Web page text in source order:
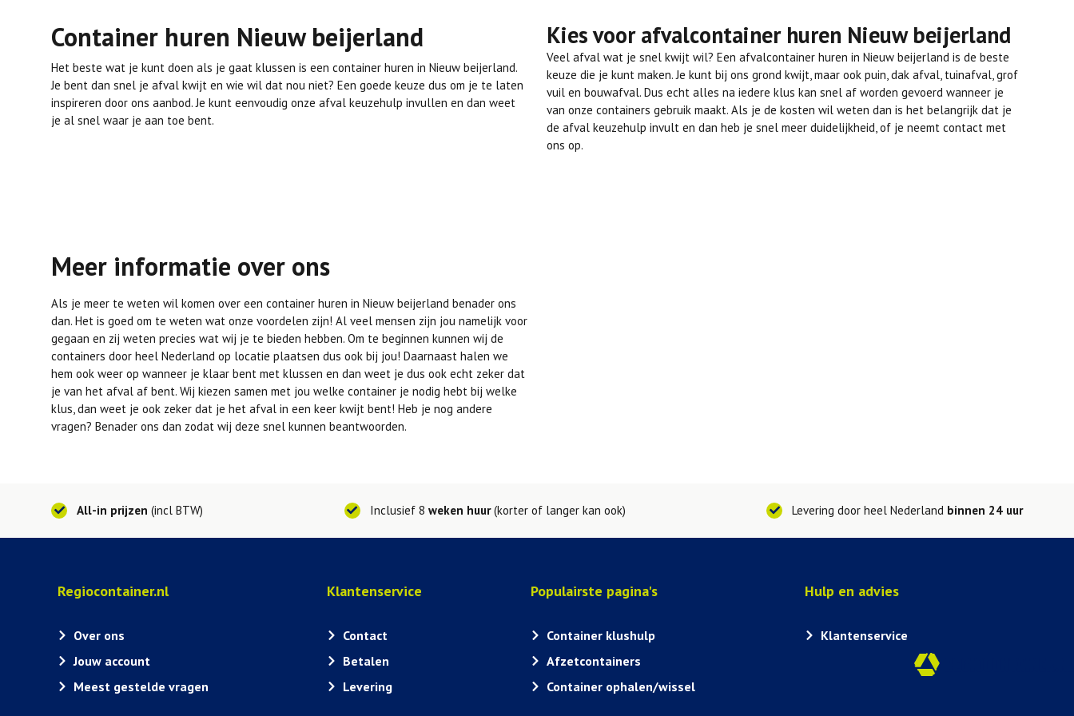
Container huren Nieuw beijerland
Het beste wat je kunt doen als je gaat klussen is een container huren in Nieuw beijerland.
Je bent dan snel je afval kwijt en wie wil dat nou niet? Een goede keuze dus om je te laten
inspireren door ons aanbod. Je kunt eenvoudig onze afval keuzehulp invullen en dan weet
je al snel waar je aan toe bent.
Kies voor afvalcontainer huren Nieuw beijerland
Veel afval wat je snel kwijt wil? Een afvalcontainer huren in Nieuw beijerland is de beste
keuze die je kunt maken. Je kunt bij ons grond kwijt, maar ook puin, dak afval, tuinafval, grof
vuil en bouwafval. Dus echt alles na iedere klus kan snel af worden gevoerd wanneer je
van onze containers gebruik maakt. Als je de kosten wil weten dan is het belangrijk dat je
de afval keuzehulp invult en dan heb je snel meer duidelijkheid, of je neemt contact met
ons op.
Meer informatie over ons
Als je meer te weten wil komen over een container huren in Nieuw beijerland benader ons
dan. Het is goed om te weten wat onze voordelen zijn! Al veel mensen zijn jou namelijk voor
gegaan en zij weten precies wat wij je te bieden hebben. Om te beginnen kunnen wij de
containers door heel Nederland op locatie plaatsen dus ook bij jou! Daarnaast halen we
hem ook weer op wanneer je klaar bent met klussen en dan weet je dus ook echt zeker dat
je van het afval af bent. Wij kiezen samen met jou welke container je nodig hebt bij welke
klus, dan weet je ook zeker dat je het afval in een keer kwijt bent! Heb je nog andere
vragen? Benader ons dan zodat wij deze snel kunnen beantwoorden.
All-in prijzen (incl BTW) Inclusief 8 weken huur(korter of langer kan ook) Levering door heel Nederland binnen 24 uur
Regiocontainer.nl
Over ons
Jouw account
Meest gestelde vragen
Klantenservice
Contact
Betalen
Levering
Populairste pagina's
Container klushulp
Afzetcontainers
Container ophalen/wissel
Hulp en advies
Klantenservice